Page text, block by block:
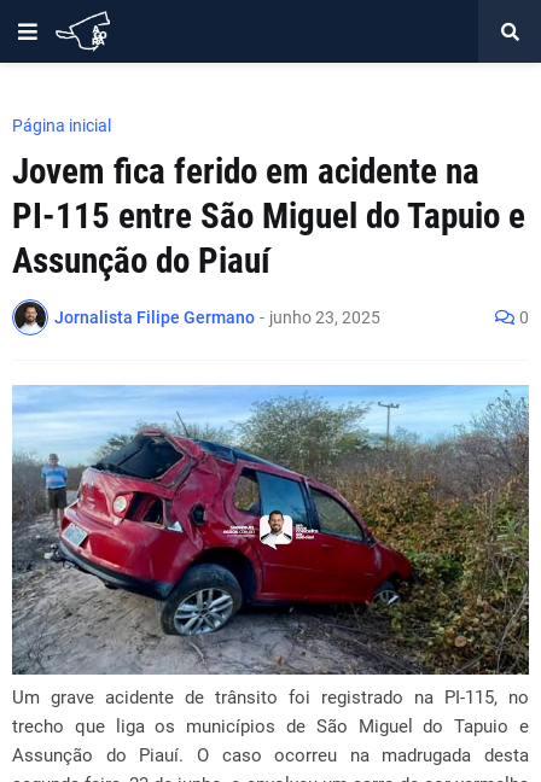
Página inicial
Jovem fica ferido em acidente na
PI-115 entre São Miguel do Tapuio e
Assunção do Piauí
Jornalista Filipe Germano - junho 23, 2025 0
Um grave acidente de trânsito foi registrado na PI-115, no
trecho que liga os municípios de São Miguel do Tapuio e
Assunção do Piauí. O caso ocorreu na madrugada desta